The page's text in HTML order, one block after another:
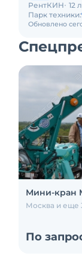
Обновлено
РентКИН 12
Парк техники:
Мини-кран
Москва и еще
По